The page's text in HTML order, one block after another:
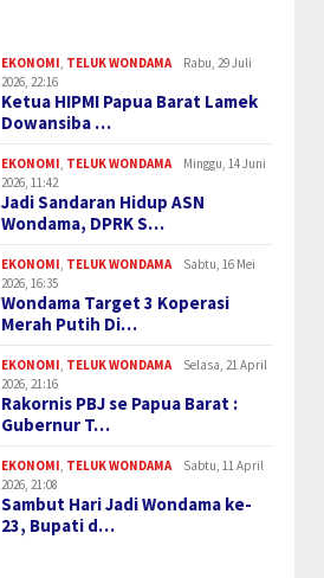
EKONOMI TELUK WONDAMA
Rabu, 29 Juli
2026, 22:16
Ketua HIPMI Papua Barat Lamek
Dowansiba …
EKONOMI TELUK WONDAMA
Minggu, 14 Juni
2026, 11:42
Jadi Sandaran Hidup ASN
Wondama, DPRK S…
EKONOMI TELUK WONDAMA
Sabtu, 16 Mei
2026, 16:35
Wondama Target 3 Koperasi
Merah Putih Di…
EKONOMI TELUK WONDAMA
Selasa, 21 April
2026, 21:16
Rakornis PBJ se Papua Barat :
Gubernur T…
EKONOMI TELUK WONDAMA
Sabtu, 11 April
2026, 21:08
Sambut Hari Jadi Wondama ke-
23, Bupati d…